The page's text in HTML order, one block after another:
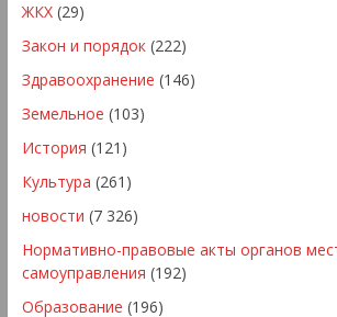
ЖКХ(29)
Закон и порядок(222)
Здравоохранение (146)
Земельное (103)
История (121)
Культура (261)
новости (7 326)
Нормативно-правовые акты органов
самоуправления (192)
Образование (196)